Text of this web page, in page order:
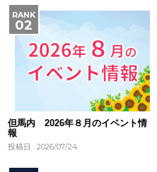
但馬内 2026年８月のイベント情
報
投稿日 : 2026/07/24